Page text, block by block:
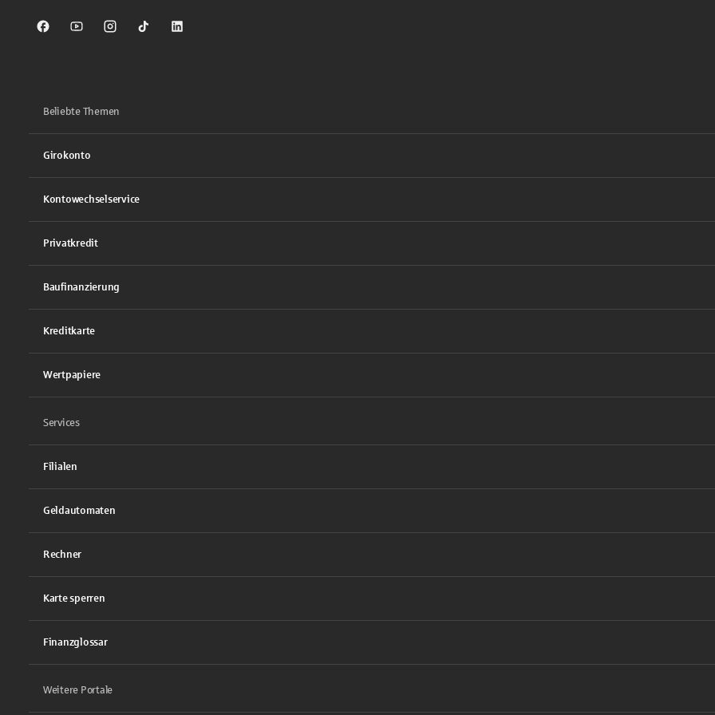
Sparkasse auf Facebook
Sparkasse auf Youtube
Sparkasse auf Instagram
Sparkasse auf TikTok
Sparkasse auf LinkedIn
Beliebte Themen
Girokonto
Kontowechselservice
Privatkredit
Baufinanzierung
Kreditkarte
Wertpapiere
Services
Filialen
Geldautomaten
Rechner
Karte sperren
Finanzglossar
Weitere Portale